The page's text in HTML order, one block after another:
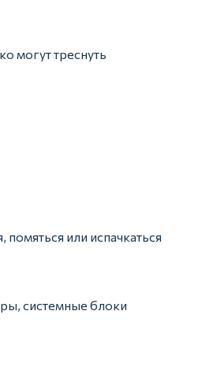
могут треснуть
помяться или испачкаться
системные блоки
можно по